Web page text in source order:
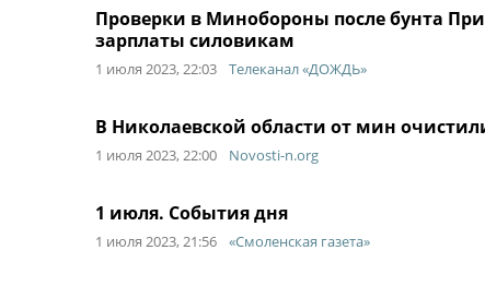
Проверки в Минобороны после бунта
зарплаты силовикам
1 июля 2023, 22:03 Телеканал «ДОЖДЬ»
В Николаевской области от мин
1 июля 2023, 22:00 Novosti-n.org
1 июля. События дня
1 июля 2023, 21:56 «Смоленская газета»